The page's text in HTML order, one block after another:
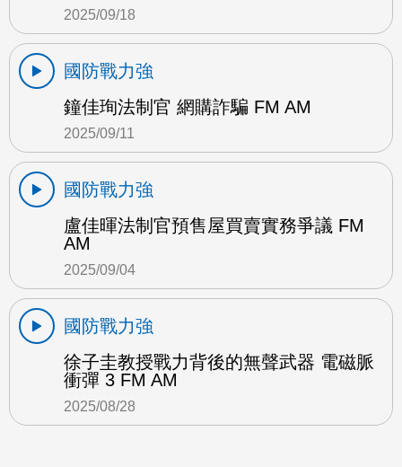
2025/09/18
國防戰力強
鐘佳珣法制官 網購詐騙 FM AM
2025/09/11
國防戰力強
盧佳暉法制官預售屋買賣實務爭議 FM
AM
2025/09/04
國防戰力強
徐子圭教授戰力背後的無聲武器 電磁脈
衝彈 3 FM AM
2025/08/28